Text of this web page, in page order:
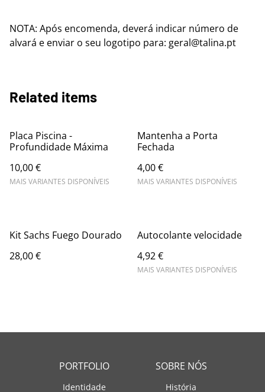
NOTA: Após encomenda, deverá indicar número de
alvará e enviar o seu logotipo para: geral@talina.pt
Related items
Placa Piscina -
Profundidade Máxima
10,00 €
MAIS VARIANTES DISPONÍVEIS
Mantenha a Porta
Fechada
4,00 €
MAIS VARIANTES DISPONÍVEIS
Kit Sachs Fuego Dourado
28,00 €
Autocolante velocidade
4,92 €
MAIS VARIANTES DISPONÍVEIS
PORTFOLIO
Identidade
SOBRE NÓS
História